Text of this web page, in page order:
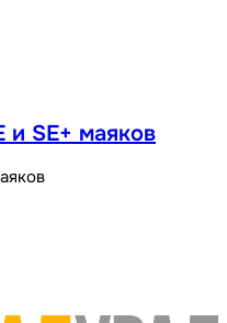
и SE+ маяков